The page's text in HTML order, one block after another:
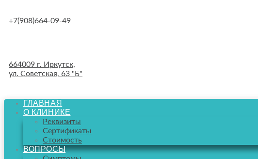
content
+7(908)664-09-49
664009 г. Иркутск,
ул. Советская, 63 "Б"
ГЛАВНАЯ
О КЛИНИКЕ
Реквизиты
Сертификаты
Стоимость
ВОПРОСЫ